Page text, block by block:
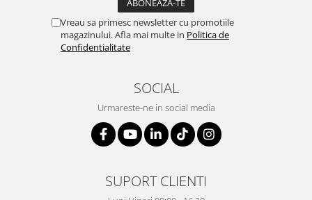
Vreau sa primesc newsletter cu promotiile
magazinului. Afla mai multe in Politica de
Confidentialitate
SOCIAL
Urmareste-ne in social media
SUPORT CLIENTI